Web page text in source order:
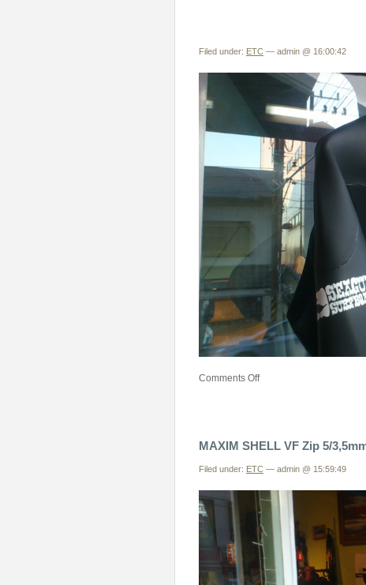
Filed under: ETC — admin @ 16:00:42
Comments Off
MAXIM SHELL VF Zip 5/
Filed under: ETC — admin @ 15:59:49